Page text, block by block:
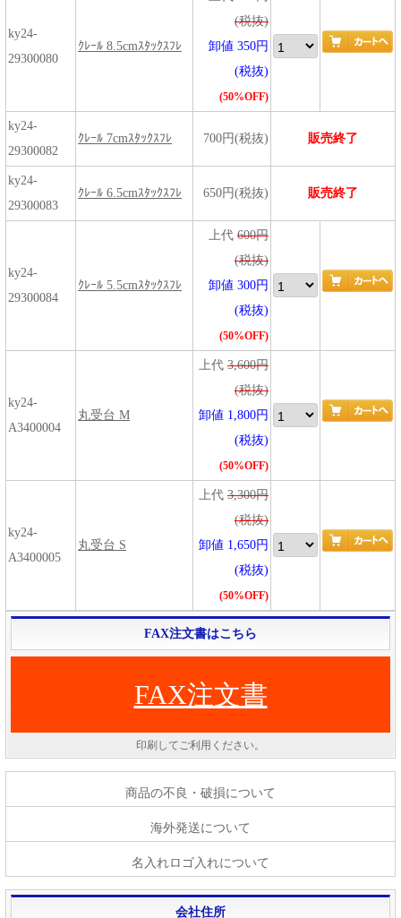
ky24-
29300080
ｸﾚｰﾙ 8.5cmｽﾀｯｸｽﾌﾚ
(税抜)
卸値 350円
(税抜)
(50%OFF)
ky24-
29300082
ｸﾚｰﾙ 7cmｽﾀｯｸｽﾌﾚ 700円(税抜) 販売終了
ky24-
29300083
ｸﾚｰﾙ 6.5cmｽﾀｯｸｽﾌﾚ 650円(税抜) 販売終了
ky24-
29300084
ｸﾚｰﾙ 5.5cmｽﾀｯｸｽﾌﾚ
上代 600円
(税抜)
卸値 300円
(税抜)
(50%OFF)
ky24-
A3400004
丸受台 M
上代 3,600円
(税抜)
卸値 1,800円
(税抜)
(50%OFF)
ky24-
A3400005
丸受台 S
上代 3,300円
(税抜)
卸値 1,650円
(税抜)
(50%OFF)
FAX注文書はこちら
FAX注文書
印刷してご利用ください。
商品の不良・破損について
海外発送について
名入れロゴ入れについて
会社住所